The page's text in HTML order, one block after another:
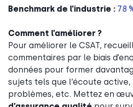
Benchmark de l’industrie : 78
Comment l’améliorer ?
Pour améliorer le CSAT,
commentaires par le biais
données pour former
sujets tels que l’écoute
problèmes, etc. Mettez en